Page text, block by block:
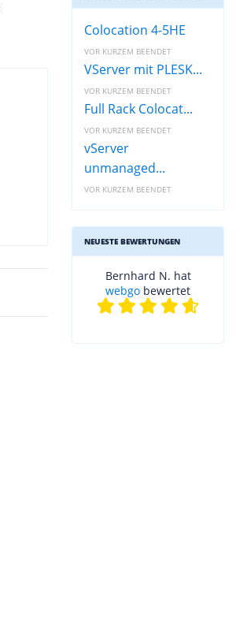
Colocation 4-5HE
VOR KURZEM BEENDET
VServer mit PLESK...
VOR KURZEM BEENDET
Full Rack Colocat...
VOR KURZEM BEENDET
vServer
unmanaged...
VOR KURZEM BEENDET
NEUESTE BEWERTUNGEN
Bernhard N. hat
webgo bewertet